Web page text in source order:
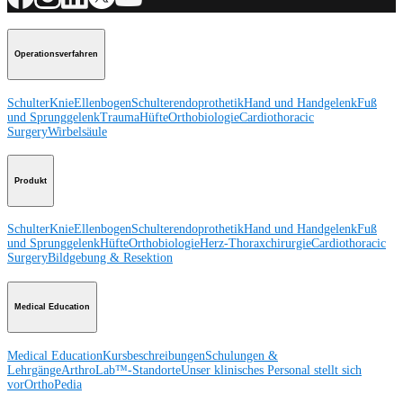
Operationsverfahren
SchulterKnieEllenbogenSchulterendoprothetikHand und HandgelenkFuß
und SprunggelenkTraumaHüfteOrthobiologieCardiothoracic
SurgeryWirbelsäule
Produkt
SchulterKnieEllenbogenSchulterendoprothetikHand und HandgelenkFuß
und SprunggelenkHüfteOrthobiologieHerz-ThoraxchirurgieCardiothoracic
SurgeryBildgebung & Resektion
Medical Education
Medical EducationKursbeschreibungenSchulungen &
LehrgängeArthroLab™-StandorteUnser klinisches Personal stellt sich
vorOrthoPedia